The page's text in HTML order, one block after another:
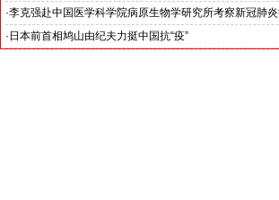
·李克强赴中国医学科学院病原生物学研究所考察新冠肺
· 日本前首相鸠山由纪夫力挺中国抗“疫”